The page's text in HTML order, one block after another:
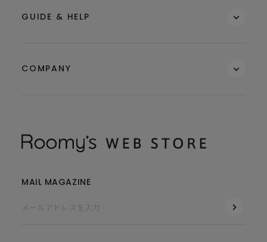
GUIDE & HELP
COMPANY
MAIL MAGAZINE